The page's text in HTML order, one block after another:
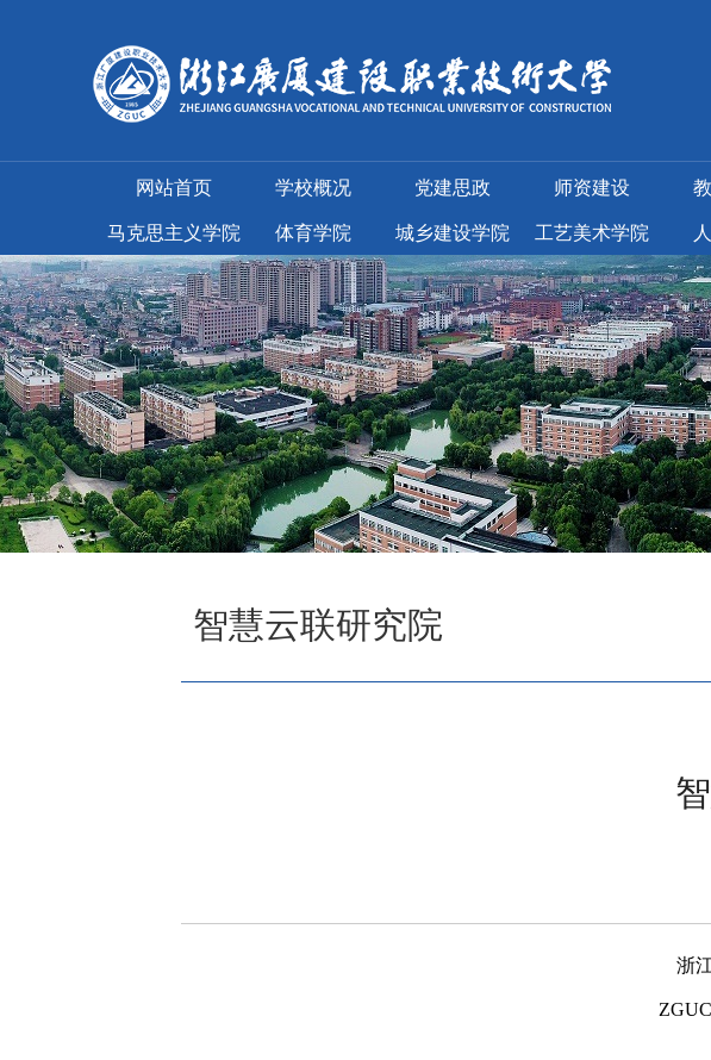
网站首页 学校概况 党建思政 师资建设
马克思主义学院
体育学院 城乡建设学院 工艺美术学院
智慧云联研究院
浙